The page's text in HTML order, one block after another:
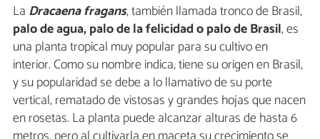
La Dracaena fragans, también llamada tronco de Brasil,
palo de agua, palo de la felicidad o palo de Brasil, es
una planta tropical muy popular para su cultivo en
interior. Como su nombre indica, tiene su origen en Brasil,
y su popularidad se debe a lo llamativo de su porte
vertical, rematado de vistosas y grandes hojas que nacen
en rosetas. La planta puede alcanzar alturas de hasta 6